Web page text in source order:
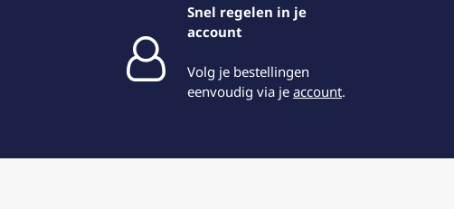
Snel regelen in je
account
Volg je bestellingen
eenvoudig via je account.